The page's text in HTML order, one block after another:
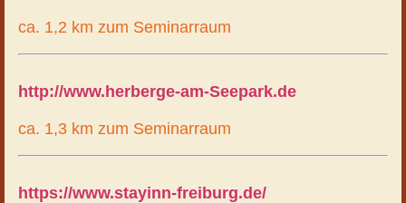
ca. 1,2 km zum Seminarraum
http://www.herberge-am-Seepark.de
ca. 1,3 km zum Seminarraum
https://www.stayinn-freiburg.de/